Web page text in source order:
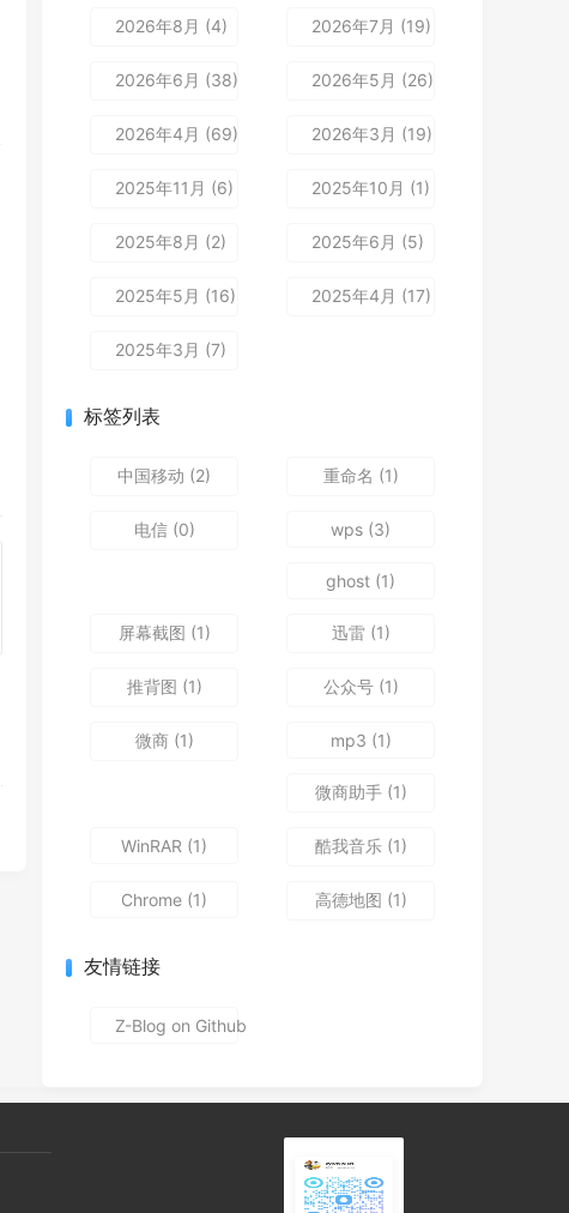
2026年8月 (4) 2026年7月 (19)
2026年6月 (38) 2026年5月 (26)
2026年4月 (69) 2026年3月 (19)
2025年11月 (6) 2025年10月 (1)
2025年8月 (2) 2025年6月 (5)
2025年5月 (16) 2025年4月 (17)
2025年3月 (7)
标签列表
中国移动 (2) 重命名 (1)
电信(0) wps (3)
ghost (1)
屏幕截图 (1) 迅雷(1)
推背图 (1) 公众号(1)
微商 (1) mp3 (1)
微商助手(1)
WinRAR (1) 酷我音乐(1)
Chrome (1) 高德地图 (1)
友情链接
Z-Blog on Github